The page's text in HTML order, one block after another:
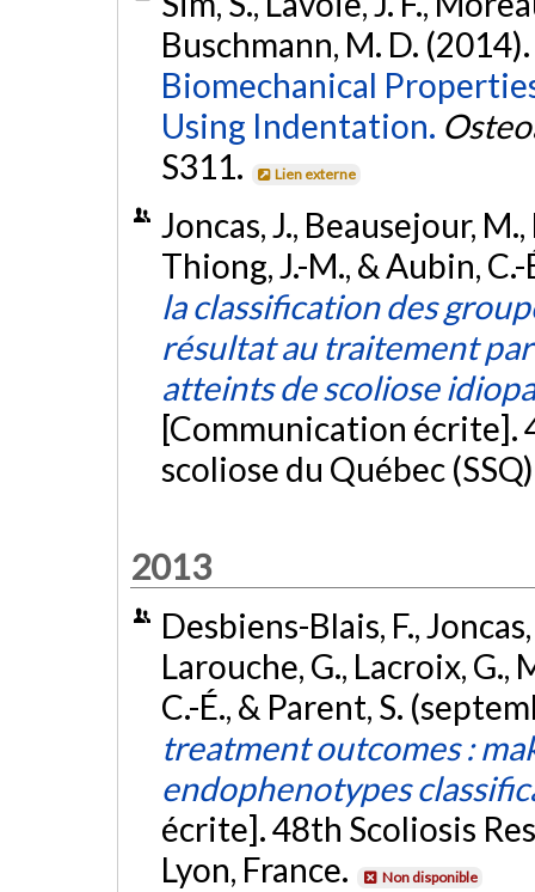
Buschmann, M. D. (2014).
Biomechanical
Using Indentation.
S311.
Lien externe
Joncas, J., Beausejour,
Thiong, J.-M., & Aubin,
la classification des
résultat au traitement
atteints de scoliose
[Communication écrite].
scoliose du Québec
2013
Desbiens-Blais, F.,
Larouche, G., Lacroix, G.,
C.-É., & Parent, S.
treatment outcomes :
endophenotypes
écrite]. 48th Scoliosis
Lyon, France.
Non disponible